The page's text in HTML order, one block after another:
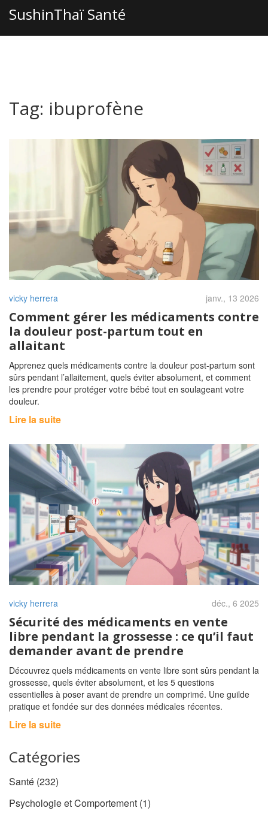
SushinThaï Santé
Tag: ibuprofène
vicky herrera janv., 13 2026
Comment gérer les médicaments contre
la douleur post-partum tout en
allaitant
Apprenez quels médicaments contre la douleur post-partum sont
sûrs pendant l’allaitement, quels éviter absolument, et comment
les prendre pour protéger votre bébé tout en soulageant votre
douleur.
Lire la suite
vicky herrera déc., 6 2025
Sécurité des médicaments en vente
libre pendant la grossesse : ce qu’il faut
demander avant de prendre
Découvrez quels médicaments en vente libre sont sûrs pendant la
grossesse, quels éviter absolument, et les 5 questions
essentielles à poser avant de prendre un comprimé. Une guilde
pratique et fondée sur des données médicales récentes.
Lire la suite
Catégories
Santé (232)
Psychologie et Comportement (1)